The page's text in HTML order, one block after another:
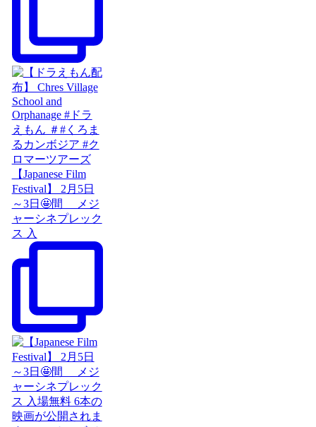
【Japanese Film
Festival】 2月5日
～3日🤩間 メジ
ャーシネプレック
ス 入